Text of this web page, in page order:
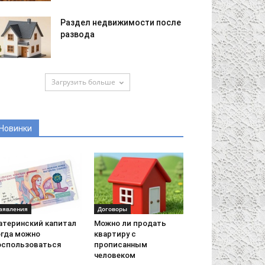
Раздел недвижимости после
развода
Загрузить больше
капитал
можно
Договоры
Можно ли продать
квартиру с
прописанным
человеком